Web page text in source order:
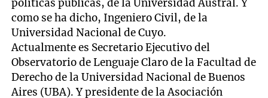
políticas públicas, de la Universidad Austral. Y
como se ha dicho, Ingeniero Civil, de la
Universidad Nacional de Cuyo.
Actualmente es Secretario Ejecutivo del
Observatorio de Lenguaje Claro de la Facultad de
Derecho de la Universidad Nacional de Buenos
Aires (UBA). Y presidente de la Asociación